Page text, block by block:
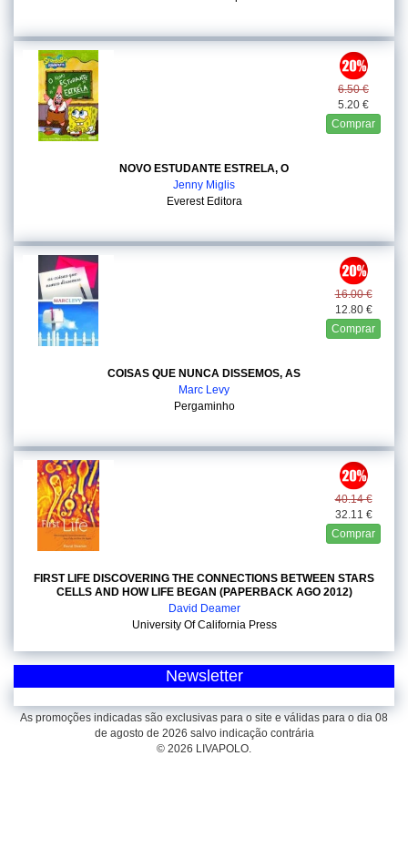
6.50 €
5.20 €
Comprar
NOVO ESTUDANTE ESTRELA, O
Jenny Miglis
Everest Editora
16.00 €
12.80 €
Comprar
COISAS QUE NUNCA DISSEMOS, AS
Marc Levy
Pergaminho
40.14 €
32.11 €
Comprar
FIRST LIFE DISCOVERING THE CONNECTIONS BETWEEN STARS
CELLS AND HOW LIFE BEGAN (PAPERBACK AGO 2012)
David Deamer
University Of California Press
Newsletter
As promoções indicadas são exclusivas para o site e válidas para o dia 08
de agosto de 2026 salvo indicação contrária
© 2026 LIVAPOLO.